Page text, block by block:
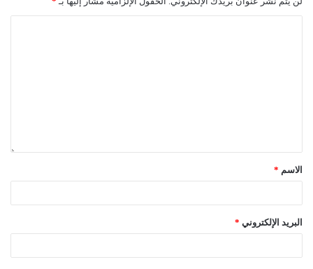
الاسم *
البريد الإلكتروني *